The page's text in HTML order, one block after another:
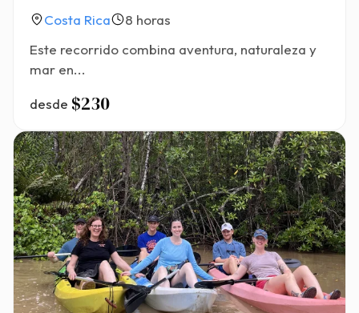
Costa Rica
8 horas
Este recorrido combina aventura, naturaleza y
mar en...
desde $230